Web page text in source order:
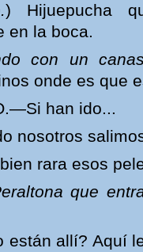
) Hijuepucha
en la boca.
con un
onde es que
han ido...
nosotros
rara esos
que
están allí? Aquí